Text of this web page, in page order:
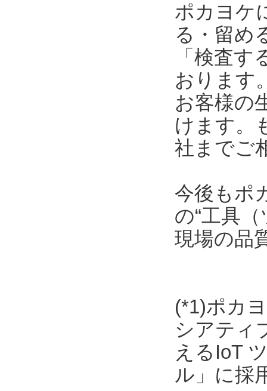
ポカヨケ
る・留め
「検査
おります
お客様の
けます。
社までご
今後もポ
の“工具
現場の品
(*1)ポカ
シアティ
えるIoT
ル」に採